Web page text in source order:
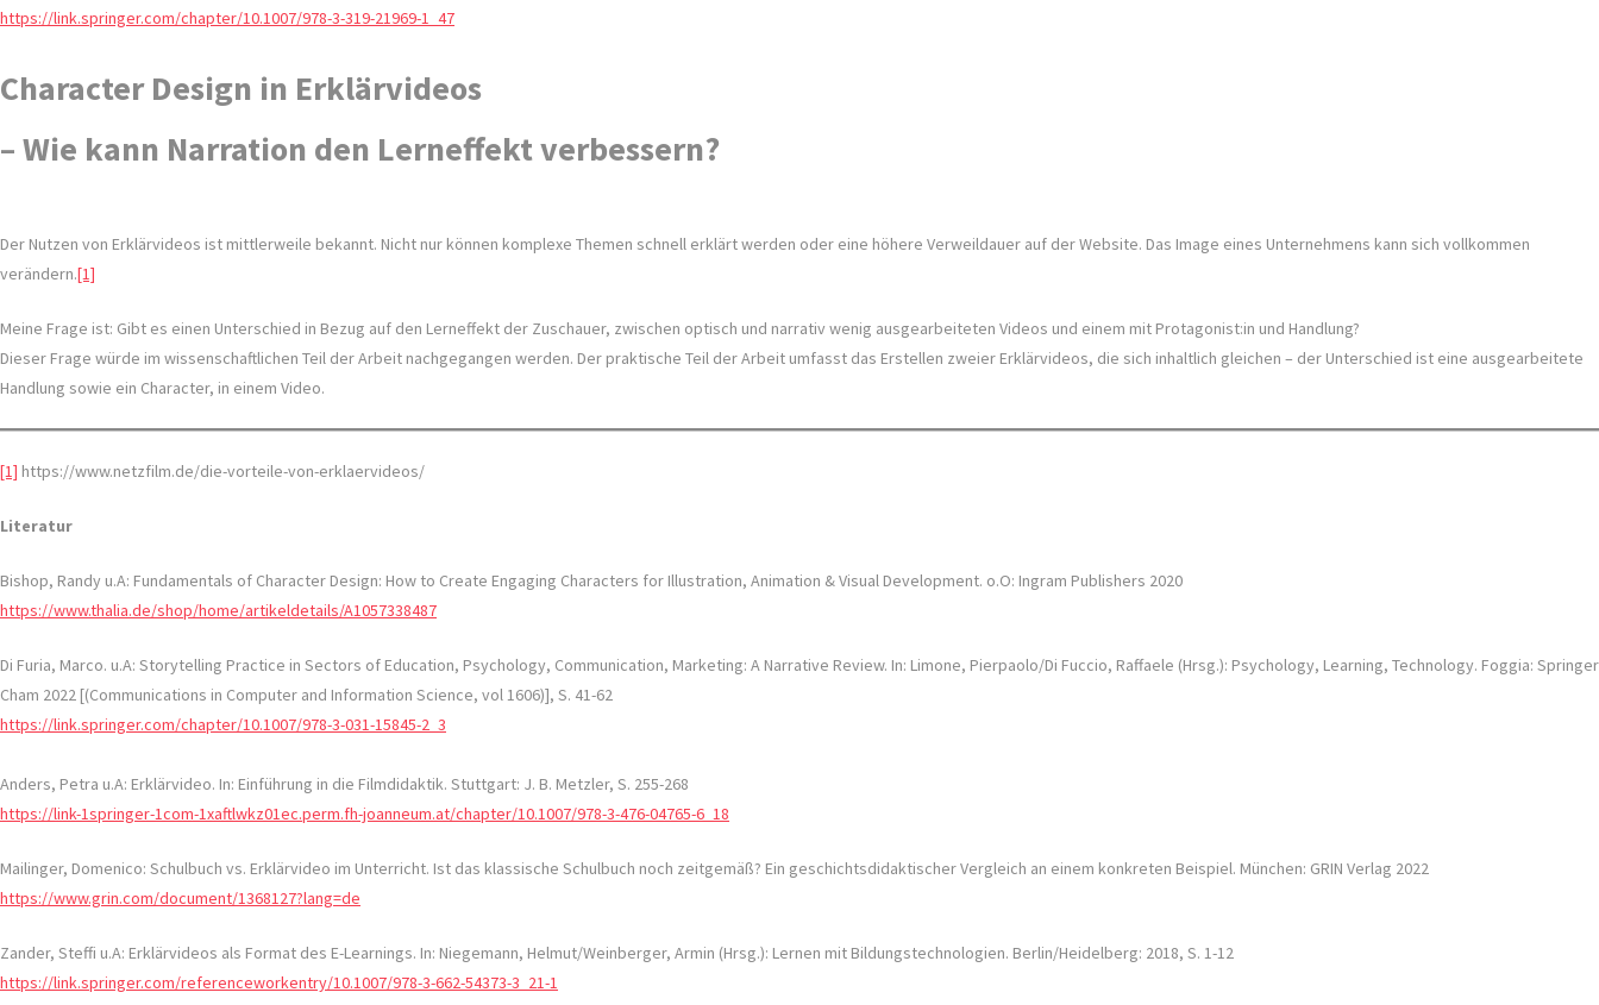
https://link.springer.com/chapter/10.1007/978-3-319-21969-1_47
Character Design in Erklärvideos
– Wie kann Narration den Lerneffekt verbessern?
Der Nutzen von Erklärvideos ist mittlerweile bekannt. Nicht nur können komplexe Themen schnell erklärt werden oder eine höhere Verweildauer auf der Website. Das Image eines Unternehmens kann sich vollkommen
verändern.[1]
Meine Frage ist: Gibt es einen Unterschied in Bezug auf den Lerneffekt der Zuschauer, zwischen optisch und narrativ wenig ausgearbeiteten Videos und einem mit Protagonist:in und Handlung?
Dieser Frage würde im wissenschaftlichen Teil der Arbeit nachgegangen werden. Der praktische Teil der Arbeit umfasst das Erstellen zweier Erklärvideos, die sich inhaltlich gleichen – der Unterschied ist eine ausgearbeitete
Handlung sowie ein Character, in einem Video.
[1] https://www.netzfilm.de/die-vorteile-von-erklaervideos/
Literatur
Bishop, Randy u.A: Fundamentals of Character Design: How to Create Engaging Characters for Illustration, Animation & Visual Development. o.O: Ingram Publishers 2020
https://www.thalia.de/shop/home/artikeldetails/A1057338487
Di Furia, Marco. u.A: Storytelling Practice in Sectors of Education, Psychology, Communication, Marketing: A Narrative Review. In: Limone, Pierpaolo/Di Fuccio, Raffaele (Hrsg.): Psychology, Learning, Technology. Foggia: Springer
Cham 2022 [(Communications in Computer and Information Science, vol 1606)], S. 41-62
https://link.springer.com/chapter/10.1007/978-3-031-15845-2_3
Anders, Petra u.A: Erklärvideo. In: Einführung in die Filmdidaktik. Stuttgart: J. B. Metzler, S. 255-268
https://link-1springer-1com-1xaftlwkz01ec.perm.fh-joanneum.at/chapter/10.1007/978-3-476-04765-6_18
Mailinger, Domenico: Schulbuch vs. Erklärvideo im Unterricht. Ist das klassische Schulbuch noch zeitgemäß? Ein geschichtsdidaktischer Vergleich an einem konkreten Beispiel. München: GRIN Verlag 2022
https://www.grin.com/document/1368127?lang=de
Zander, Steffi u.A: Erklärvideos als Format des E-Learnings. In: Niegemann, Helmut/Weinberger, Armin (Hrsg.): Lernen mit Bildungstechnologien. Berlin/Heidelberg: 2018, S. 1-12
https://link.springer.com/referenceworkentry/10.1007/978-3-662-54373-3_21-1